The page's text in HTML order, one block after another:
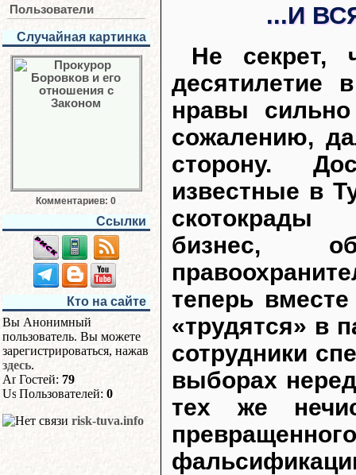
Пользователи
Случайная картинка
Комментариев: 0
Ссылки
Кто на сайте
Вы Анонимный
пользователь. Вы можете
зарегистрироваться, нажав
здесь.
Гостей: 79
Пользователей: 0
risk-tuva.info
...И
Не секрет,
десятилетие
нравы
сожалению,
сторону.
известные в
бизнес,
теперь
«трудятся» в
сотрудники
выборах
тех же